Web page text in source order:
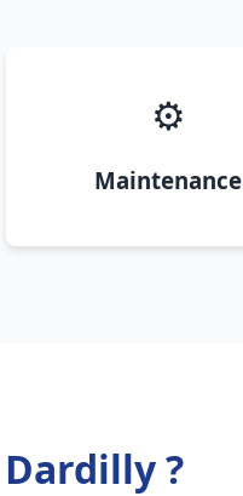
⚙️
Maintenance
?